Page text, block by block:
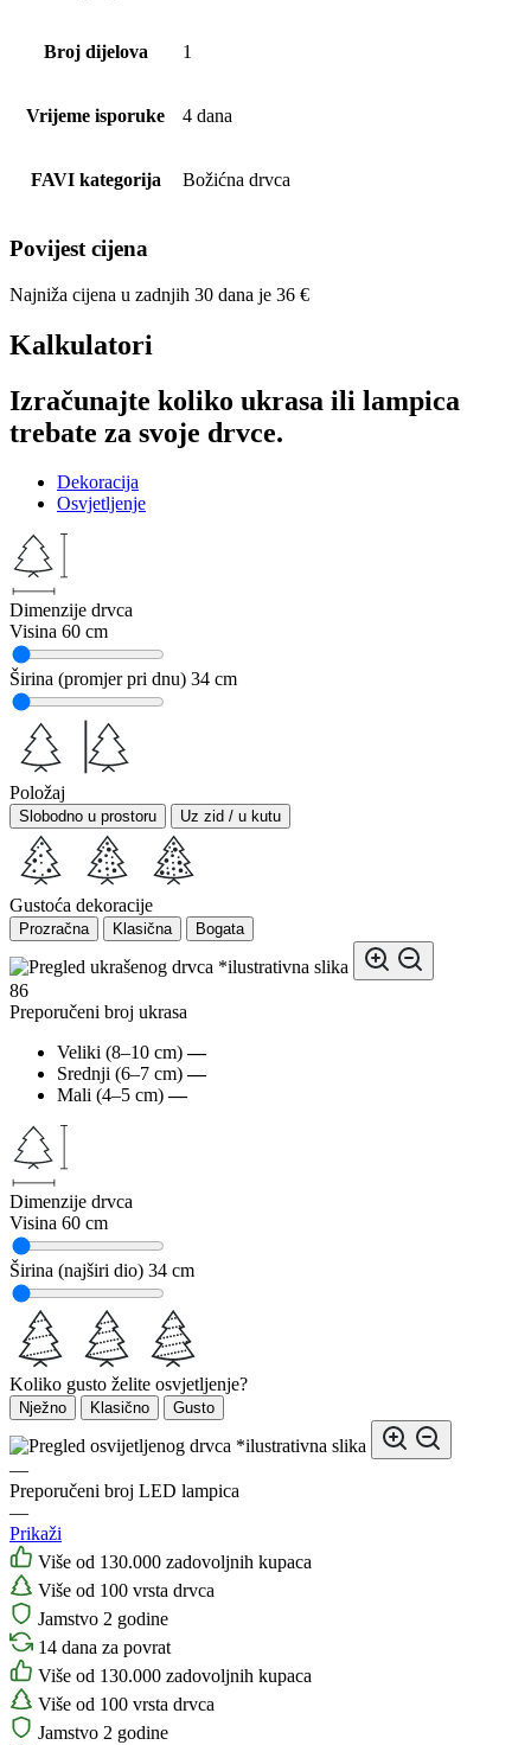
Broj dijelova 1
Vrijeme isporuke 4 dana
FAVI kategorija Božićna drvca
Povijest cijena
Najniža cijena u zadnjih 30 dana je 36 €
Kalkulatori
Izračunajte koliko ukrasa ili lampica
trebate za svoje drvce.
Dekoracija
Osvjetljenje
Dimenzije drvca
Visina 60 cm
Širina (promjer pri dnu) 34 cm
Položaj
Slobodno u prostoru Uz zid / u kutu
Gustoća dekoracije
Prozračna Klasična Bogata
*ilustrativna slika
86
Preporučeni broj ukrasa
Veliki (8–10 cm) —
Srednji (6–7 cm) —
Mali (4–5 cm) —
Dimenzije drvca
Visina 60 cm
Širina (najširi dio) 34 cm
Koliko gusto želite osvjetljenje?
Nježno Klasično Gusto
*ilustrativna slika
—
Preporučeni broj LED lampica
—
Prikaži
Više od 130.000 zadovoljnih kupaca
Više od 100 vrsta drvca
Jamstvo 2 godine
14 dana za povrat
Više od 130.000 zadovoljnih kupaca
Više od 100 vrsta drvca
Jamstvo 2 godine